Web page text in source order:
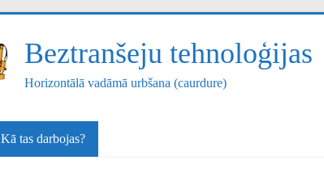
Beztranšeju tehnoloģijas
Horizontālā vadāmā urbšana (caurdure)
Kā tas darbojas?